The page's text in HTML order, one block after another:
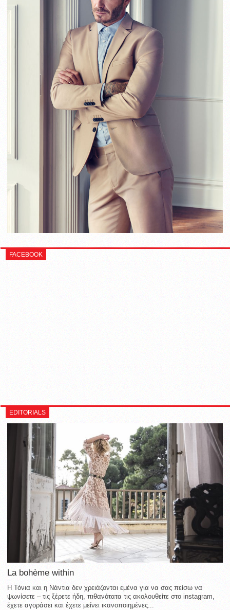
FACEBOOK
EDITORIALS
La bohème within
Η Τόνια και η Νάντια δεν χρειάζονται εμένα για να σας πείσω να
ψωνίσετε – τις ξέρετε ήδη, πιθανότατα τις ακολουθείτε στο instagram,
έχετε αγοράσει και έχετε μείνει ικανοποιημένες...